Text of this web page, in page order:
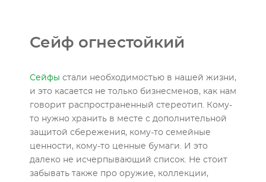
Сейф огнестойкий
Сейфы стали необходимостью в нашей жизни,
и это касается не только бизнесменов, как нам
говорит распространенный стереотип. Кому-
то нужно хранить в месте с дополнительной
защитой сбережения, кому-то семейные
ценности, кому-то ценные бумаги. И это
далеко не исчерпывающий список. Не стоит
забывать также про оружие, коллекции,